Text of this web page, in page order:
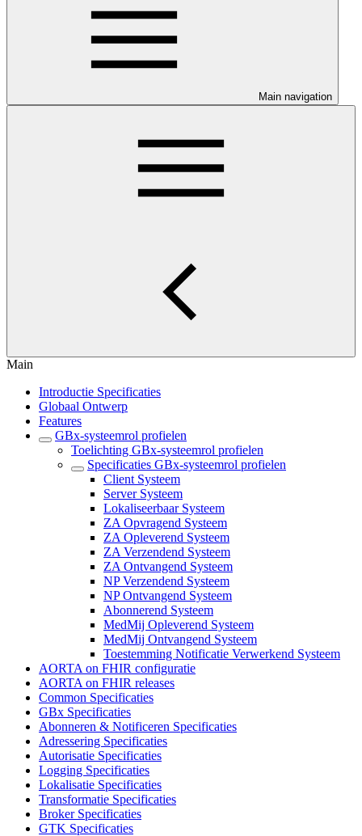
Main navigation
Main
Introductie Specificaties
Globaal Ontwerp
Features
GBx-systeemrol profielen
Toelichting GBx-systeemrol profielen
Specificaties GBx-systeemrol profielen
Client Systeem
Server Systeem
Lokaliseerbaar Systeem
ZA Opvragend Systeem
ZA Opleverend Systeem
ZA Verzendend Systeem
ZA Ontvangend Systeem
NP Verzendend Systeem
NP Ontvangend Systeem
Abonnerend Systeem
MedMij Opleverend Systeem
MedMij Ontvangend Systeem
Toestemming Notificatie Verwerkend Systeem
AORTA on FHIR configuratie
AORTA on FHIR releases
Common Specificaties
GBx Specificaties
Abonneren & Notificeren Specificaties
Adressering Specificaties
Autorisatie Specificaties
Logging Specificaties
Lokalisatie Specificaties
Transformatie Specificaties
Broker Specificaties
GTK Specificaties